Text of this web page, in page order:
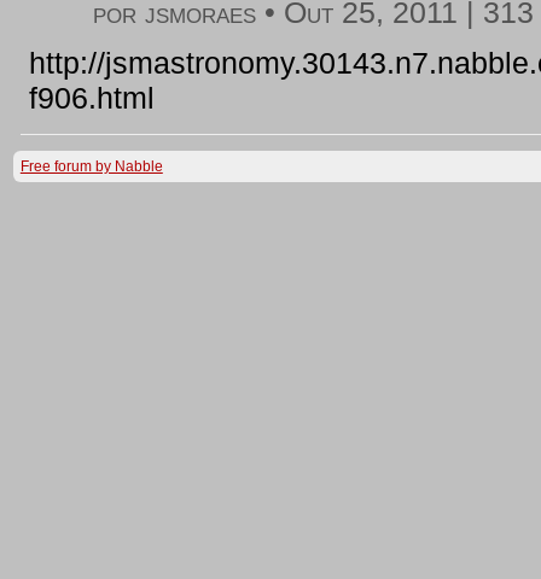
por jsmoraes • Out 25, 2011 | 313
http://
f906.html
Free forum by Nabble